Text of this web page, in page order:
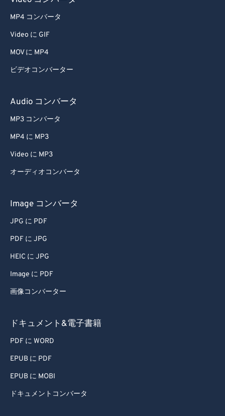
MP4 コンバータ
Video に GIF
MOV に MP4
ビデオコンバーター
Audio コンバータ
MP3 コンバータ
MP4 に MP3
Video に MP3
オーディオコンバータ
Image コンバータ
JPG に PDF
PDF に JPG
HEIC に JPG
Image に PDF
画像コンバーター
ドキュメント&電子書籍
PDF に WORD
EPUB に PDF
EPUB に MOBI
ドキュメントコンバータ